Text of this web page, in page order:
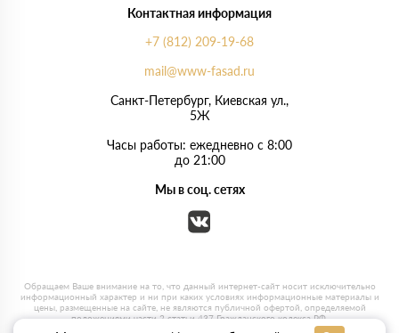
Контактная информация
+7 (812) 209-19-68
mail@www-fasad.ru
Санкт-Петербург, ​Киевская ул.,
5Ж
Часы работы: ежедневно с 8:00
до 21:00
Мы в соц. сетях